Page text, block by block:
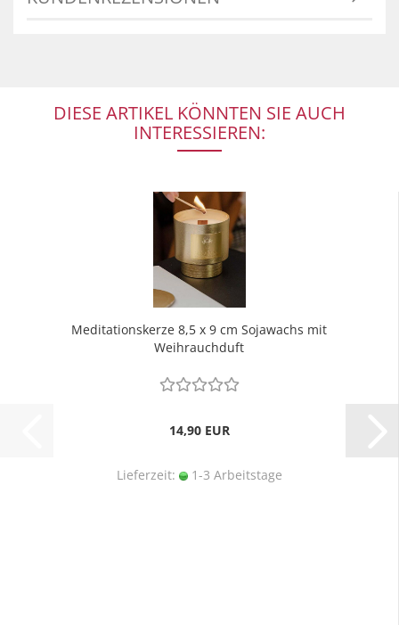
DIESE ARTIKEL KÖNNTEN SIE AUCH
INTERESSIEREN:
Meditationskerze 8,5 x 9 cm Sojawachs mit
Weihrauchduft
14,90 EUR
Lieferzeit: 1-3 Arbeitstage